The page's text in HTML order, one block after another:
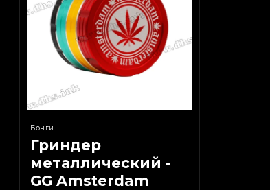
Бонги
Гриндер
металлический -
GG Amsterdam